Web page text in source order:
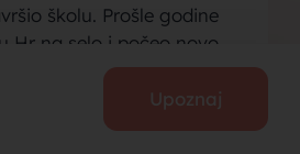
školu. Prošle godine
Hr na selo i počeo novo
života. Volim prirodu i
sebe da sam vrlo
osoba,te bi volio
Upoznaj